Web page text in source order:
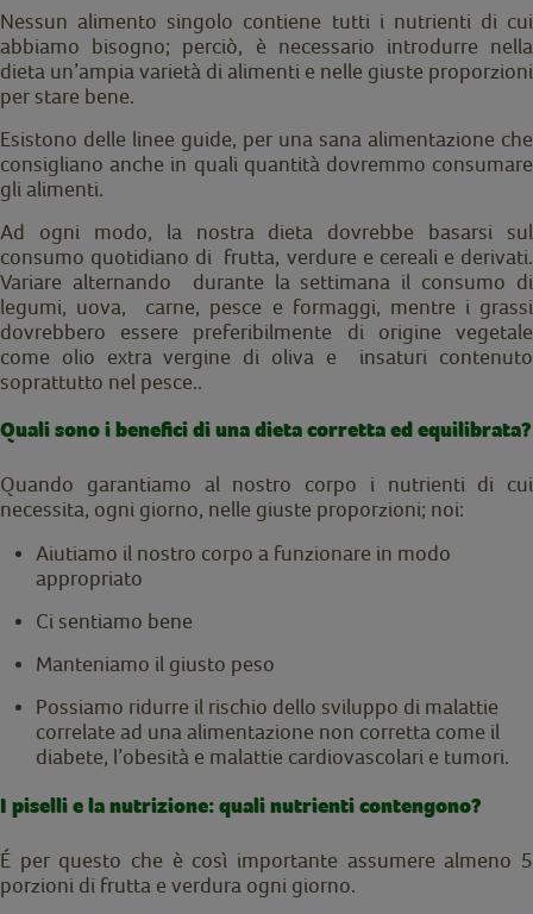
Nessun alimento singolo contiene tutti i nutrienti di cui
abbiamo bisogno; perciò, è necessario introdurre nella
dieta un’ampia varietà di alimenti e nelle giuste proporzioni
per stare bene.
Esistono delle linee guide, per una sana alimentazione che
consigliano anche in quali quantità dovremmo consumare
gli alimenti.
Ad ogni modo, la nostra dieta dovrebbe basarsi sul
consumo quotidiano di frutta, verdure e cereali e derivati.
Variare alternando durante la settimana il consumo di
legumi, uova, carne, pesce e formaggi, mentre i grassi
dovrebbero essere preferibilmente di origine vegetale
come olio extra vergine di oliva e insaturi contenuto
soprattutto nel pesce..
Quali sono i benefici di una dieta corretta ed equilibrata?
Quando garantiamo al nostro corpo i nutrienti di cui
necessita, ogni giorno, nelle giuste proporzioni; noi:
Aiutiamo il nostro corpo a funzionare in modo
appropriato
Ci sentiamo bene
Manteniamo il giusto peso
Possiamo ridurre il rischio dello sviluppo di malattie
correlate ad una alimentazione non corretta come il
diabete, l’obesità e malattie cardiovascolari e tumori.
I piselli e la nutrizione: quali nutrienti contengono?
É per questo che è così importante assumere almeno 5
porzioni di frutta e verdura ogni giorno.